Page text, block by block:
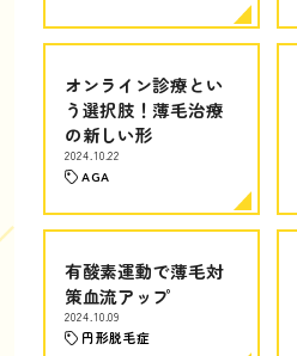
オンライン診療とい
う選択肢！薄毛治療
の新しい形
2024.10.22
AGA
有酸素運動で薄毛対
策血流アップ
2024.10.09
円形脱毛症